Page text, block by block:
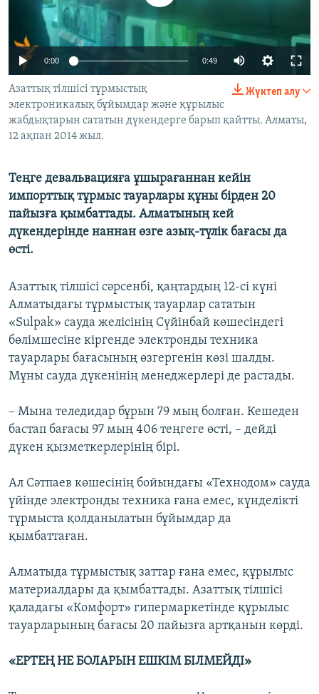
ЖАЗЫЛЫҢЫЗ
Басқа тілдерде
0:00 0:49
Жүктеп алу
Азаттық тілшісі тұрмыстық
электроникалық бұйымдар және құрылыс
жабдықтарын сататын дүкендерге барып қайтты. Алматы,
12 ақпан 2014 жыл.
Теңге девальвацияға ұшырағаннан кейін
импорттық тұрмыс тауарлары құны бірден 20
пайызға қымбаттады. Алматының кей
дүкендерінде наннан өзге азық-түлік бағасы да
өсті.
Азаттық тілшісі сәрсенбі, қаңтардың 12-сі күні
Алматыдағы тұрмыстық тауарлар сататын
«Sulpak» сауда желісінің Сүйінбай көшесіндегі
бөлімшесіне кіргенде электронды техника
тауарлары бағасының өзгергенін көзі шалды.
Мұны сауда дүкенінің менеджерлері де растады.
– Мына теледидар бұрын 79 мың болған. Кешеден
бастап бағасы 97 мың 406 теңгеге өсті, – дейді
дүкен қызметкерлерінің бірі.
Ал Сәтпаев көшесінің бойындағы «Технодом» сауда
үйінде электронды техника ғана емес, күнделікті
тұрмыста қолданылатын бұйымдар да
қымбаттаған.
Алматыда тұрмыстық заттар ғана емес, құрылыс
материалдары да қымбаттады. Азаттық тілшісі
қаладағы «Комфорт» гипермаркетінде құрылыс
тауарларының бағасы 20 пайызға артқанын көрді.
«ЕРТЕҢ НЕ БОЛАРЫН ЕШКІМ БІЛМЕЙДІ»